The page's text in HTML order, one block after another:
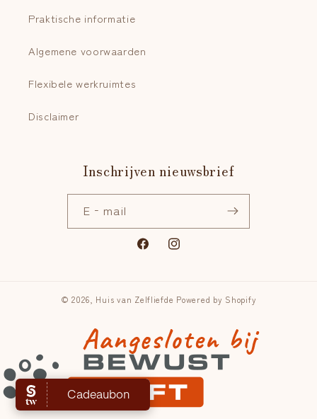
Praktische informatie
Algemene voorwaarden
Flexibele werkruimtes
Disclaimer
Inschrijven nieuwsbrief
E‑mail
FacebookInstagram
© 2026, Huis van Zelfliefde Powered by Shopify